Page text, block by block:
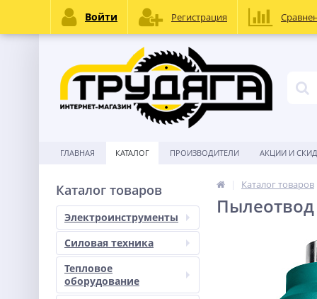
ГЛАВНАЯ КАТАЛОГ ПРОИЗВОДИТЕЛИ АКЦИИ И
Каталог товаров
Электроинструменты
Силовая техника
Тепловое
оборудование
Каталог товаров
Пылеотвод
Войти Регистрация